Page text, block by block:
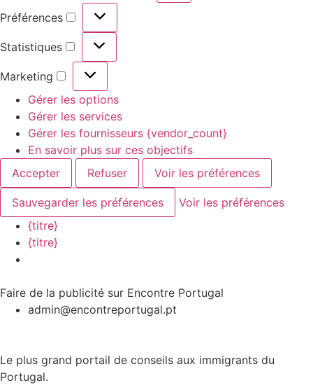
Préférences
Statistiques
Marketing
Gérer les options
Gérer les services
Gérer les fournisseurs {vendor_count}
En savoir plus sur ces objectifs
Accepter
Refuser Voir les préférences
Sauvegarder les préférences
Voir les préférences
{titre}
{titre}
Faire de la publicité sur Encontre Portugal
admin@encontreportugal.pt
Le plus grand portail de conseils aux immigrants du
Portugal.